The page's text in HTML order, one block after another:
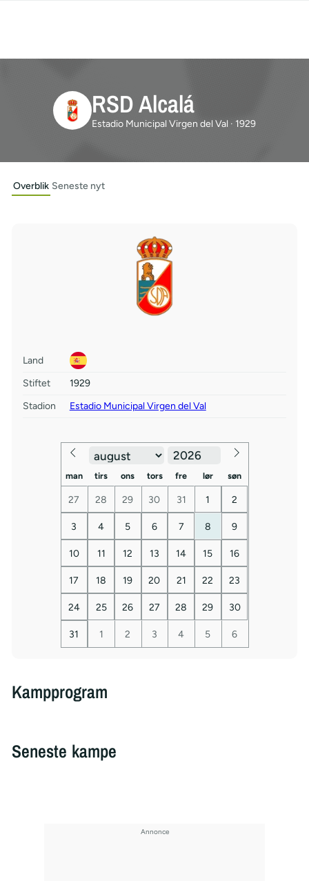
RSD Alcalá
Estadio Municipal Virgen del Val · 1929
Overblik Seneste nyt
Land
Stiftet
1929
Stadion
Estadio Municipal Virgen del Val
man tirs ons tors fre lør søn
27 28 29 30 31 1 2
3 4 5 6 7 8 9
10 11 12 13 14 15 16
17 18 19 20 21 22 23
24 25 26 27 28 29 30
31 1 2 3 4 5 6
Kampprogram
Seneste kampe